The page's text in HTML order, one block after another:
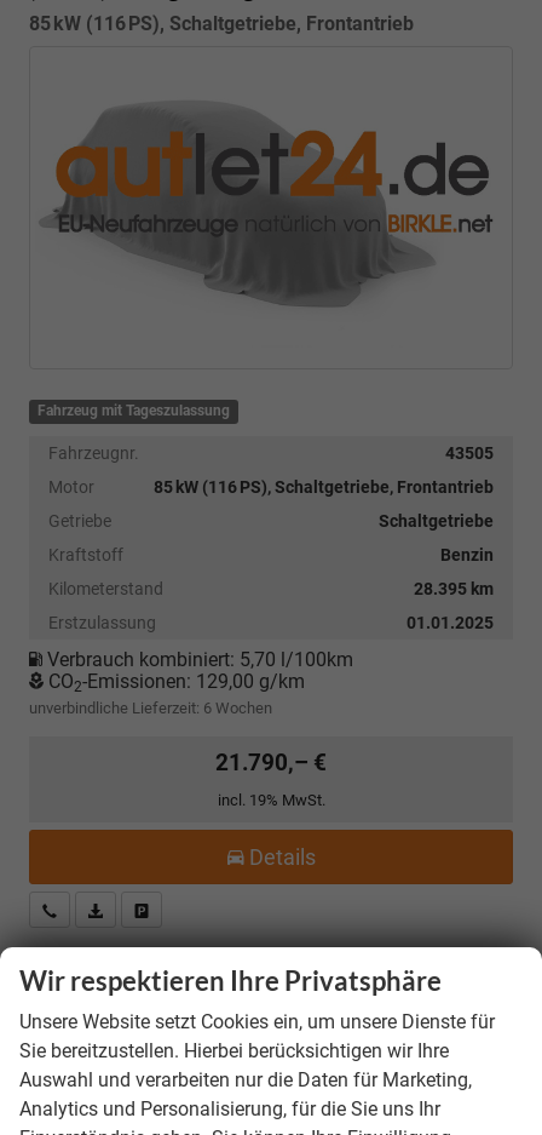
85 kW (116 PS), Schaltgetriebe, Frontantrieb
Fahrzeug mit Tageszulassung
Fahrzeugnr.
43505
Motor
85 kW (116 PS), Schaltgetriebe, Frontantrieb
Getriebe
Schaltgetriebe
Kraftstoff
Benzin
Kilometerstand
28.395 km
Erstzulassung
01.01.2025
Verbrauch kombiniert: 5,70 l/100km
CO2-Emissionen: 129,00 g/km
unverbindliche Lieferzeit: 6 Wochen
21.790,– €
incl. 19% MwSt.
Details
Kostenloser Rückruf-Service
PDF-Datei, Fahrzeugexposé drucken
Skoda Kamiq Selection *ANGEBOT FÜR
MENSCHEN MIT BEHINDERUNG AB 50%! 1.0 TSI
115PS, Klimaanlage, Sitzheizung, Parksensoren
hinten, LED-Scheinwerfer, Tempomat,
Infotainment 8", Virtual Cockpit
Wir respektieren Ihre Privatsphäre
Unsere Website setzt Cookies ein, um unsere Dienste für
Sie bereitzustellen. Hierbei berücksichtigen wir Ihre
Auswahl und verarbeiten nur die Daten für Marketing,
Analytics und Personalisierung, für die Sie uns Ihr